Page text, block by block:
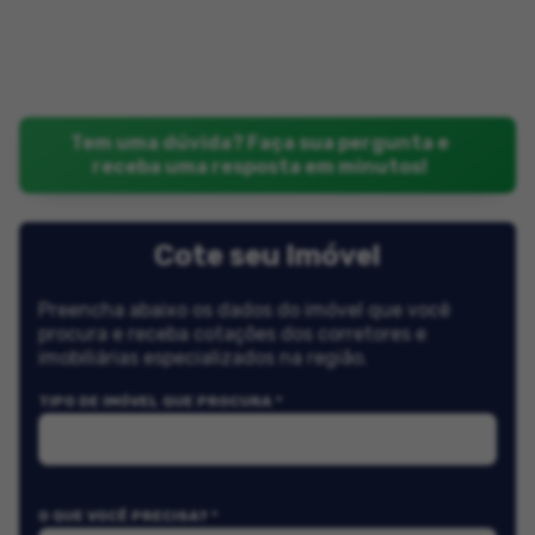
Tem uma dúvida? Faça sua pergunta e
receba uma resposta em minutos!
Cote seu Imóvel
Preencha abaixo os dados do imóvel que você
procura e receba cotações dos corretores e
imobiliárias especializados na região.
TIPO DE IMÓVEL QUE PROCURA *
O QUE VOCÊ PRECISA? *